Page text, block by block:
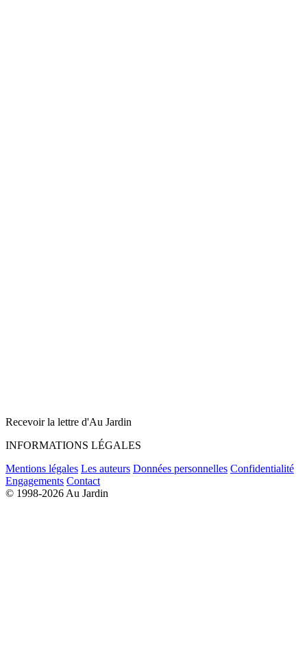
Recevoir la lettre d'Au Jardin
INFORMATIONS LÉGALES
Mentions légales Les auteurs Données personnelles Confidentialité
Engagements Contact
© 1998-2026 Au Jardin